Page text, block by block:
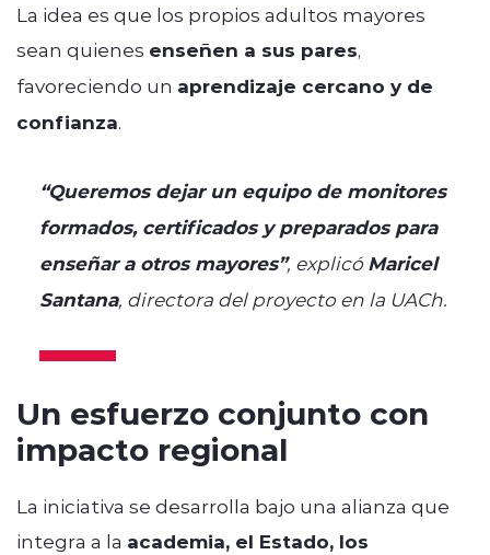
La idea es que los propios adultos mayores
sean quienes enseñen a sus pares,
favoreciendo un aprendizaje cercano y de
confianza.
“Queremos dejar un equipo de monitores
formados, certificados y preparados para
enseñar a otros mayores”, explicóMaricel
Santana, directora del proyecto en la UACh.
Un esfuerzo conjunto con
impacto regional
La iniciativa se desarrolla bajo una alianza que
integra a la academia, el Estado, los